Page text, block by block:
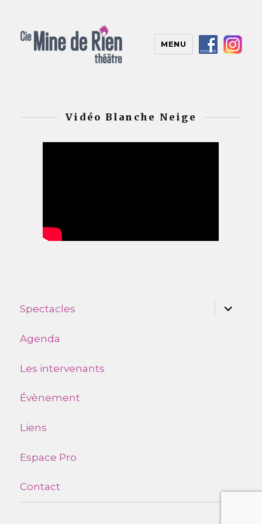
MENU
Vidéo Blanche Neige
Spectacles
ouvrir
le
Agenda
Les intervenants
Évènement
Liens
Espace Pro
Contact